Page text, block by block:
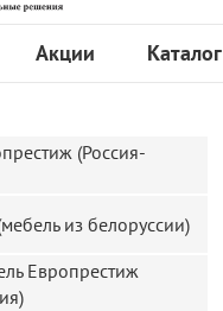
Акции Каталог
(Россия-
из белоруссии)
Европрестиж